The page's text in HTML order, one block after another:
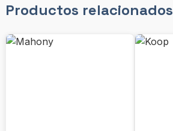
Productos relacionados